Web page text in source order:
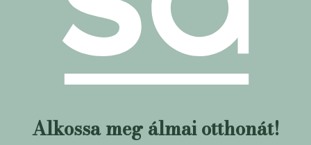
Alkossa meg álmai otthonát!